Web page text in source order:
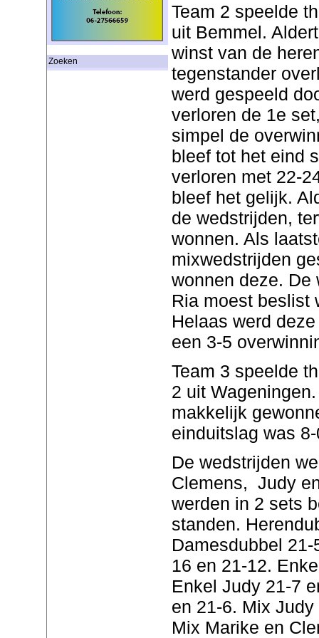
Zoeken
Team 2 speelde
uit Bemmel.
winst van de
tegenstander
werd gespeeld
verloren de 1e
simpel de
bleef tot het eind
verloren met 22-
bleef het gelijk.
de wedstrijden,
wonnen. Als
mixwedstrijden
wonnen deze. De
Ria moest beslist
Helaas werd
een 3-5
Team 3 speelde
2 uit
makkelijk
einduitslag was
De wedstrijden
Clemens, Judy
werden in 2 sets
standen.
Damesdubbel
16 en 21-12.
Enkel Judy 21-7
en 21-6. Mix
Mix Marike en